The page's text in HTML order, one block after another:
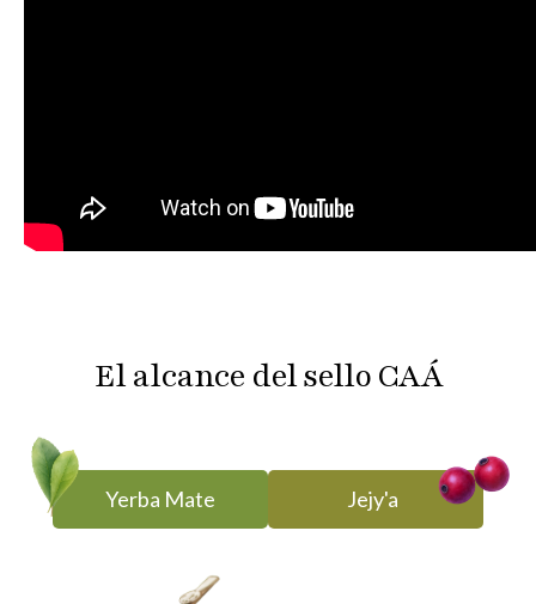
El alcance del sello CAÁ
Yerba Mate Jejy'a